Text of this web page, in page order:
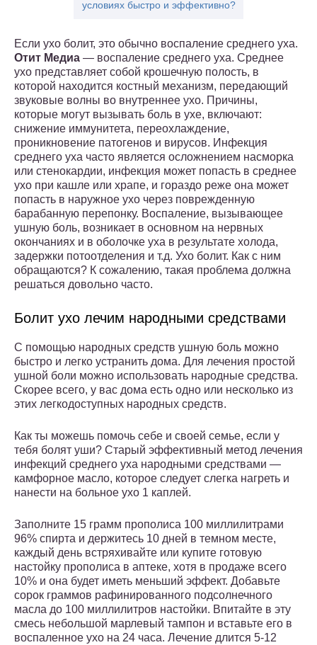
условиях быстро и эффективно?
Если ухо болит, это обычно воспаление среднего уха.
Отит Медиа — воспаление среднего уха. Среднее
ухо представляет собой крошечную полость, в
которой находится костный механизм, передающий
звуковые волны во внутреннее ухо. Причины,
которые могут вызывать боль в ухе, включают:
снижение иммунитета, переохлаждение,
проникновение патогенов и вирусов. Инфекция
среднего уха часто является осложнением насморка
или стенокардии, инфекция может попасть в среднее
ухо при кашле или храпе, и гораздо реже она может
попасть в наружное ухо через поврежденную
барабанную перепонку. Воспаление, вызывающее
ушную боль, возникает в основном на нервных
окончаниях и в оболочке уха в результате холода,
задержки потоотделения и т.д. Ухо болит. Как с ним
обращаются? К сожалению, такая проблема должна
решаться довольно часто.
Болит ухо лечим народными средствами
С помощью народных средств ушную боль можно
быстро и легко устранить дома. Для лечения простой
ушной боли можно использовать народные средства.
Скорее всего, у вас дома есть одно или несколько из
этих легкодоступных народных средств.
Как ты можешь помочь себе и своей семье, если у
тебя болят уши? Старый эффективный метод лечения
инфекций среднего уха народными средствами —
камфорное масло, которое следует слегка нагреть и
нанести на больное ухо 1 каплей.
Заполните 15 грамм прополиса 100 миллилитрами
96% спирта и держитесь 10 дней в темном месте,
каждый день встряхивайте или купите готовую
настойку прополиса в аптеке, хотя в продаже всего
10% и она будет иметь меньший эффект. Добавьте
сорок граммов рафинированного подсолнечного
масла до 100 миллилитров настойки. Впитайте в эту
смесь небольшой марлевый тампон и вставьте его в
воспаленное ухо на 24 часа. Лечение длится 5-12